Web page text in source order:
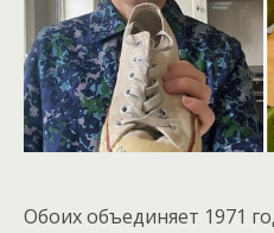
Обоих объединяет 1971